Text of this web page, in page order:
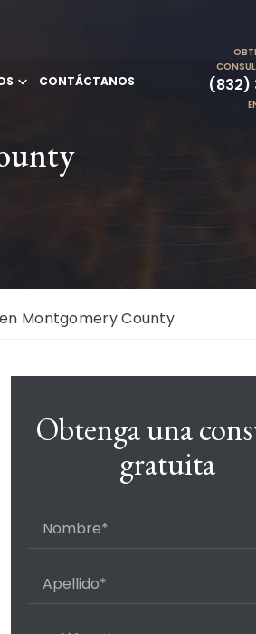
CONTÁCTANOS (832)
Montgomery County
Obtenga una
gratuita